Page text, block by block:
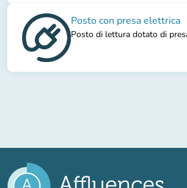
Posto con presa elettrica
Posto di lettura dotato di